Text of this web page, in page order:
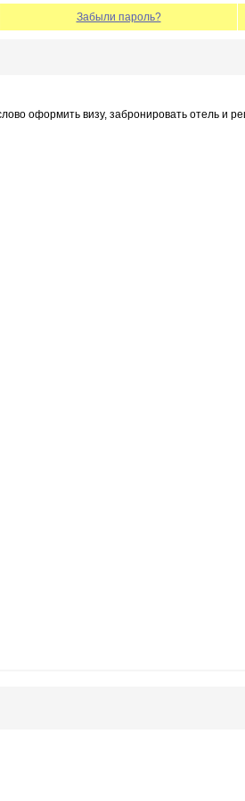
Забыли пароль?
оформить визу, забронировать отель и